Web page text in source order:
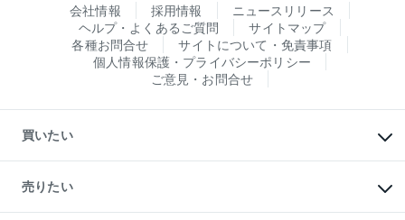
会社情報 採用情報
ニュースリリース
ヘルプ・よくあるご質問
サイトマップ
各種お問合せ
サイトについて・免責事項
個人情報保護・プライバシーポリシー
ご意見・お問合せ
買いたい
新築・分譲マンションの購入
中古マンションの購入
一戸建ての購入
売りたい